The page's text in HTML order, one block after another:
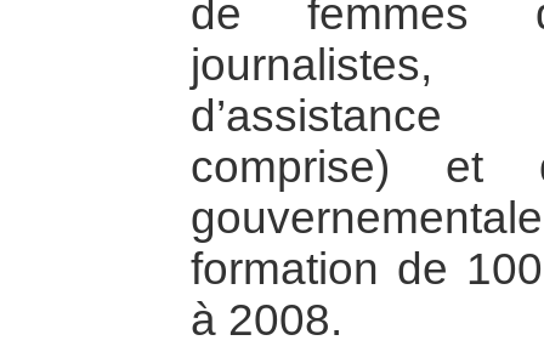
de femmes
comprise) et
formation de
à 2008.